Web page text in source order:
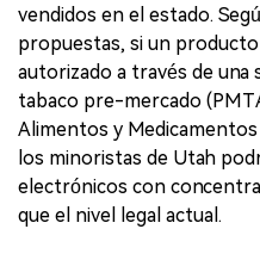
vendidos en el estado.
propuestas, si un
autorizado a través de
tabaco pre-mercado
Alimentos y
los minoristas de Utah
electrónicos con
que el nivel legal actual.